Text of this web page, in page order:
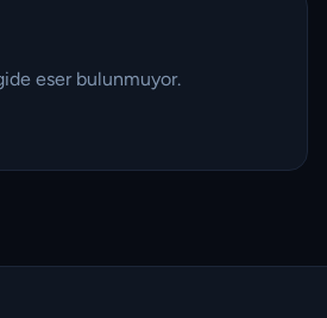
eser bulunmuyor.